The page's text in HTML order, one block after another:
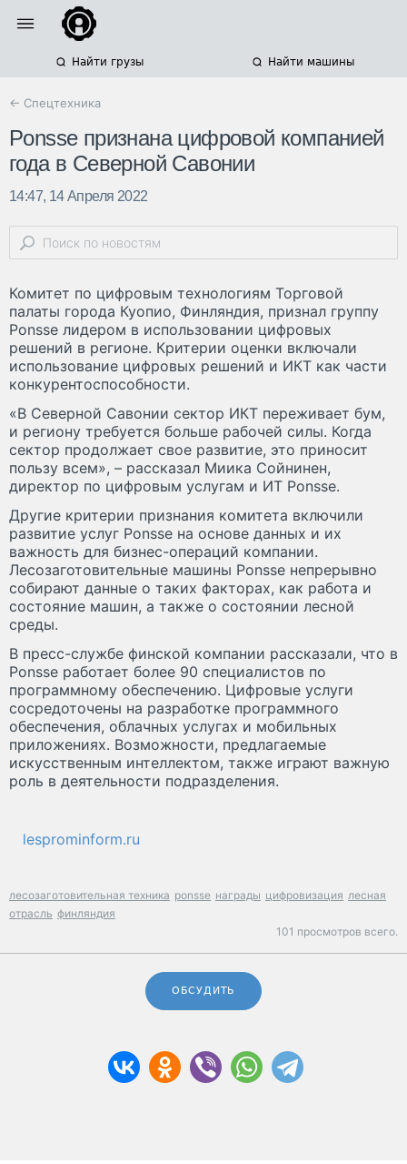
Найти грузы Найти машины
← Спецтехника
Ponsse признана цифровой компанией
года в Северной Савонии
14:47, 14 Апреля 2022
Комитет по цифровым технологиям Торговой
палаты города Куопио, Финляндия, признал группу
Ponsse лидером в использовании цифровых
решений в регионе. Критерии оценки включали
использование цифровых решений и ИКТ как части
конкурентоспособности.
«В Северной Савонии сектор ИКТ переживает бум,
и региону требуется больше рабочей силы. Когда
сектор продолжает свое развитие, это приносит
пользу всем», – рассказал Миика Сойнинен,
директор по цифровым услугам и ИТ Ponsse.
Другие критерии признания комитета включили
развитие услуг Ponsse на основе данных и их
важность для бизнес-операций компании.
Лесозаготовительные машины Ponsse непрерывно
собирают данные о таких факторах, как работа и
состояние машин, а также о состоянии лесной
среды.
В пресс-службе финской компании рассказали, что в
Ponsse работает более 90 специалистов по
программному обеспечению. Цифровые услуги
сосредоточены на разработке программного
обеспечения, облачных услугах и мобильных
приложениях. Возможности, предлагаемые
искусственным интеллектом, также играют важную
роль в деятельности подразделения.
lesprominform.ru
лесозаготовительная техника ponsse награды цифровизация лесная
отрасль финляндия
101 просмотров всего.
ОБСУДИТЬ